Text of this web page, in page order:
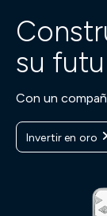
su
Con un
Invertir en oro